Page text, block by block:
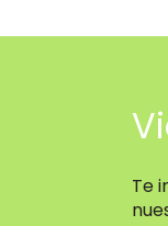
Te